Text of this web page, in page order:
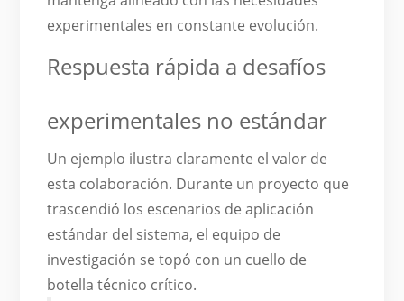
experimentales en constante evolución.
Respuesta rápida a desafíos
experimentales no estándar
Un ejemplo ilustra claramente el valor de
esta colaboración. Durante un proyecto que
trascendió los escenarios de aplicación
estándar del sistema, el equipo de
investigación se topó con un cuello de
botella técnico crítico.